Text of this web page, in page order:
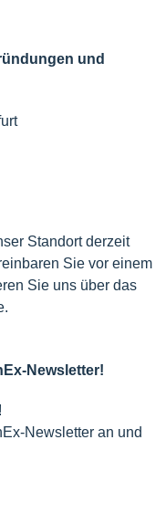
und
Standort derzeit
Sie vor einem
Sie uns über das
Newsletter!
Newsletter an und